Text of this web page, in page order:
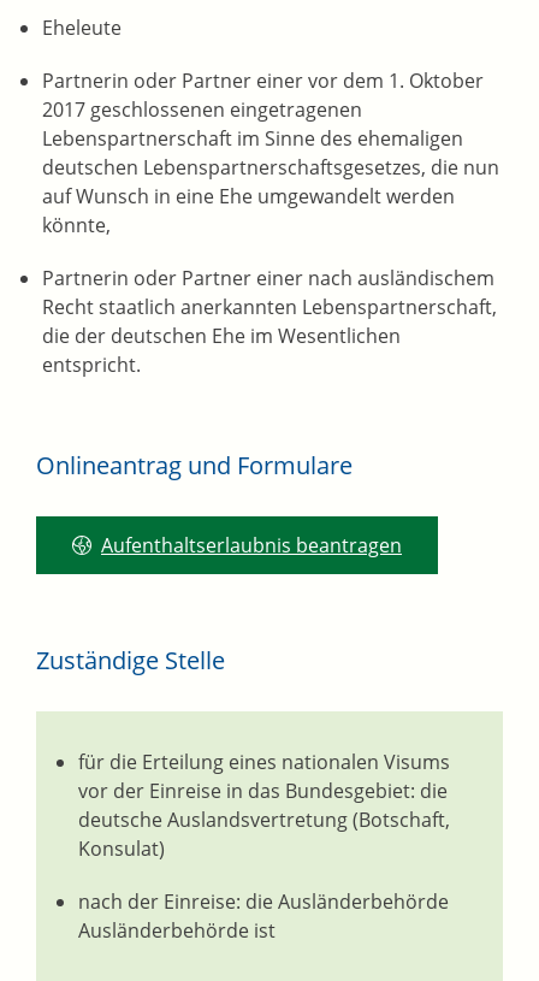
Eheleute
Partnerin oder Partner einer vor dem 1. Oktober
2017 geschlossenen eingetragenen
Lebenspartnerschaft im Sinne des ehemaligen
deutschen Lebenspartnerschaftsgesetzes, die nun
auf Wunsch in eine Ehe umgewandelt werden
könnte,
Partnerin oder Partner einer nach ausländischem
Recht staatlich anerkannten Lebenspartnerschaft,
die der deutschen Ehe im Wesentlichen
entspricht.
Onlineantrag und Formulare
Aufenthaltserlaubnis beantragen
Zuständige Stelle
für die Erteilung eines nationalen Visums
vor der Einreise in das Bundesgebiet: die
deutsche Auslandsvertretung (Botschaft,
Konsulat)
nach der Einreise: die Ausländerbehörde
Ausländerbehörde ist